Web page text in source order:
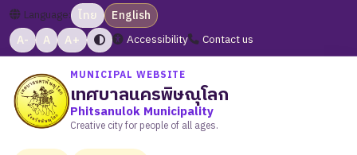
Language: ไทย
English
A-
A A+ Accessibility Contact us
MUNICIPAL WEBSITE
เทศบาลนครพิษณุโลก
Phitsanulok Municipality
Creative city for people of all ages.